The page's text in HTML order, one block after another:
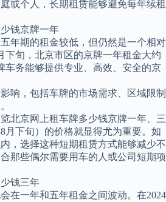
或个人，长期租赁能够避免每年续租
钱京牌一年
年期的租金较低，但仍然是一个相对
下旬，北京市区的京牌一年租金大约
车务能够提供专业、高效、安全的京
响，包括车牌的市场需求、区域限制
北京网上租车牌多少钱京牌一年、三
月下旬）的价格就显得尤为重要。如
，选择这种短期租赁方式能够减少不
那些偶尔需要用车的人或公司短期项
钱三年
在一年和五年租金之间波动。在2024